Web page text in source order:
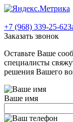
+7 (968) 339-25-62
Заказать звонок
Оставьте Ваше
специалисты
решения Вашего
Ваше имя